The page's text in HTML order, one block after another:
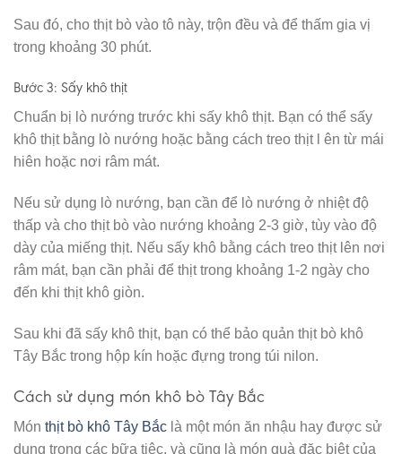
Sau đó, cho thịt bò vào tô này, trộn đều và để thấm gia vị
trong khoảng 30 phút.
Bước 3: Sấy khô thịt
Chuẩn bị lò nướng trước khi sấy khô thịt. Bạn có thể sấy
khô thịt bằng lò nướng hoặc bằng cách treo thịt l ên từ mái
hiên hoặc nơi râm mát.
Nếu sử dụng lò nướng, bạn cần để lò nướng ở nhiệt độ
thấp và cho thịt bò vào nướng khoảng 2-3 giờ, tùy vào độ
dày của miếng thịt. Nếu sấy khô bằng cách treo thịt lên nơi
râm mát, bạn cần phải để thịt trong khoảng 1-2 ngày cho
đến khi thịt khô giòn.
Sau khi đã sấy khô thịt, bạn có thể bảo quản thịt bò khô
Tây Bắc trong hộp kín hoặc đựng trong túi nilon.
Cách sử dụng món khô bò Tây Bắc
Món thịt bò khô Tây Bắc là một món ăn nhậu hay được sử
dụng trong các bữa tiệc, và cũng là món quà đặc biệt của